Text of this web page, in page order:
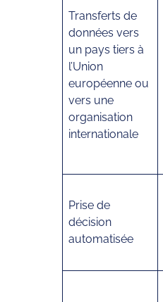
Transferts de
données vers
un pays tiers à
l’Union
européenne ou
vers une
organisation
internationale
Prise de
décision
automatisée